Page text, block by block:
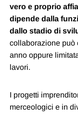
vero e proprio
dipende dalla
dallo stadio di
collaborazione può
anno oppure
lavori.
I progetti
merceologici e in